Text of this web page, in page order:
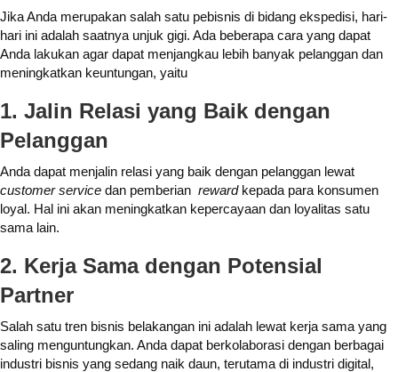
Jika Anda merupakan salah satu pebisnis di bidang ekspedisi, hari-
hari ini adalah saatnya unjuk gigi. Ada beberapa cara yang dapat
Anda lakukan agar dapat menjangkau lebih banyak pelanggan dan
meningkatkan keuntungan, yaitu
1. Jalin Relasi yang Baik dengan
Pelanggan
Anda dapat menjalin relasi yang baik dengan pelanggan lewat
customer service dan pemberian rewardkepada para konsumen
loyal. Hal ini akan meningkatkan kepercayaan dan loyalitas satu
sama lain.
2. Kerja Sama dengan Potensial
Partner
Salah satu tren bisnis belakangan ini adalah lewat kerja sama yang
saling menguntungkan. Anda dapat berkolaborasi dengan berbagai
industri bisnis yang sedang naik daun, terutama di industri digital,